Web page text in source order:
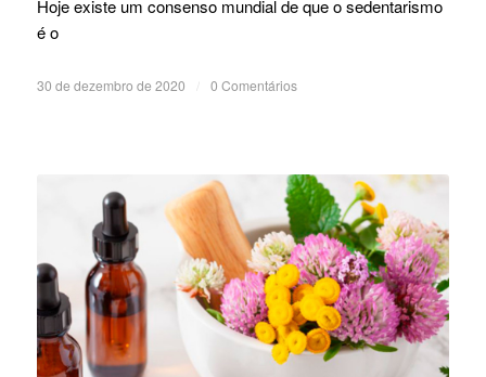
Hoje existe um consenso mundial de que o sedentarismo
é o
30 de dezembro de 2020 0 Comentários